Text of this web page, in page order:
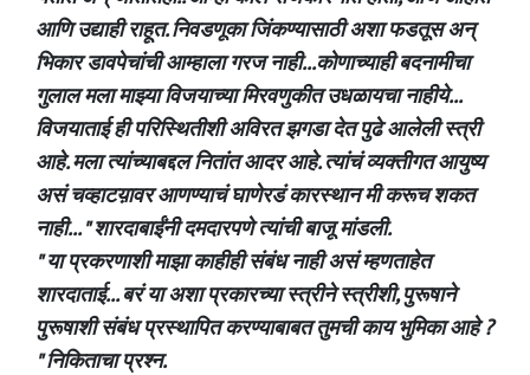
आणि उद्याही राहूत. निवडणूका जिंकण्यासाठी अशा फडतूस अन्
भिकार डावपेचांची आम्हाला गरज नाही...कोणाच्याही बदनामीचा
गुलाल मला माझ्या विजयाच्या मिरवणुकीत उधळायचा नाहीये...
विजयाताई ही परिस्थितीशी अविरत झगडा देत पुढे आलेली स्त्री
आहे. मला त्यांच्याबद्दल नितांत आदर आहे. त्यांचं व्यक्तीगत आयुष्य
असं चव्हाटय़ावर आणण्याचं घाणेरडं कारस्थान मी करूच शकत
नाही... " शारदाबाईंनी दमदारपणे त्यांची बाजू मांडली.
" या प्रकरणाशी माझा काहीही संबंध नाही असं म्हणताहेत
शारदाताई... बरं या अशा प्रकारच्या स्त्रीने स्त्रीशी, पुरूषाने
पुरूषाशी संबंध प्रस्थापित करण्याबाबत तुमची काय भुमिका आहे ?
" निकिताचा प्रश्न.